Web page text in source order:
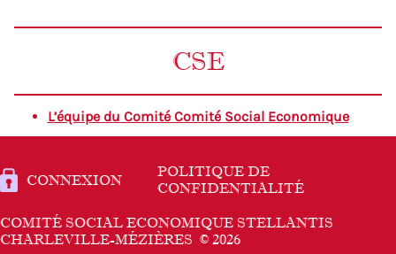
CSE
L’équipe du Comité Comité Social Economique
CONNEXION
POLITIQUE DE
CONFIDENTIALITÉ
COMITÉ SOCIAL ECONOMIQUE STELLANTIS
CHARLEVILLE-MÉZIÈRES © 2026